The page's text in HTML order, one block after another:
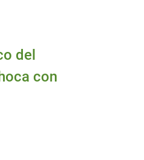
del
con